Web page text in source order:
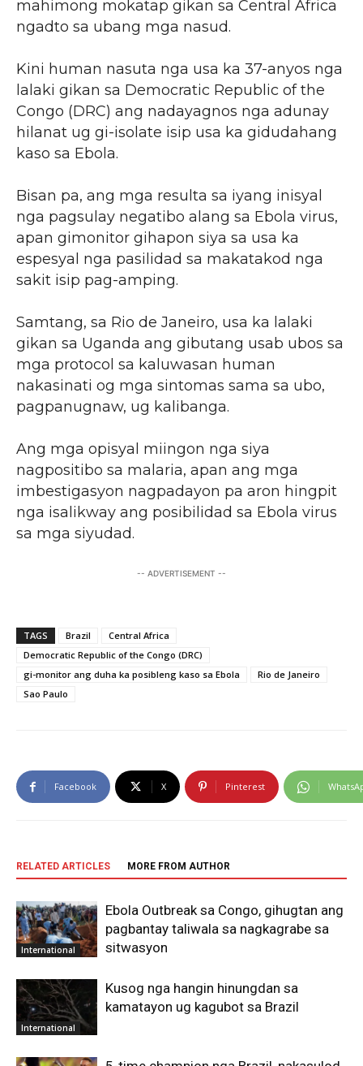
mahimong mokatap gikan sa Central Africa
ngadto sa ubang mga nasud.
Kini human nasuta nga usa ka 37-anyos nga
lalaki gikan sa Democratic Republic of the
Congo (DRC) ang nadayagnos nga adunay
hilanat ug gi-isolate isip usa ka gidudahang
kaso sa Ebola.
Bisan pa, ang mga resulta sa iyang inisyal
nga pagsulay negatibo alang sa Ebola virus,
apan gimonitor gihapon siya sa usa ka
espesyal nga pasilidad sa makatakod nga
sakit isip pag-amping.
Samtang, sa Rio de Janeiro, usa ka lalaki
gikan sa Uganda ang gibutang usab ubos sa
mga protocol sa kaluwasan human
nakasinati og mga sintomas sama sa ubo,
pagpanugnaw, ug kalibanga.
Ang mga opisyal miingon nga siya
nagpositibo sa malaria, apan ang mga
imbestigasyon nagpadayon pa aron hingpit
nga isalikway ang posibilidad sa Ebola virus
sa mga siyudad.
-- ADVERTISEMENT --
TAGS Brazil
Central Africa
Democratic Republic of the Congo (DRC)
gi-monitor ang duha ka posibleng kaso sa Ebola
Rio de Janeiro
Sao Paulo
Facebook X Pinterest
RELATED ARTICLES MORE FROM AUTHOR
International
Ebola Outbreak sa Congo, gihugtan ang
pagbantay taliwala sa nagkagrabe sa
sitwasyon
International
Kusog nga hangin hinungdan sa
kamatayon ug kagubot sa Brazil